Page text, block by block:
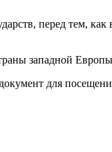
перед тем,
западной
для